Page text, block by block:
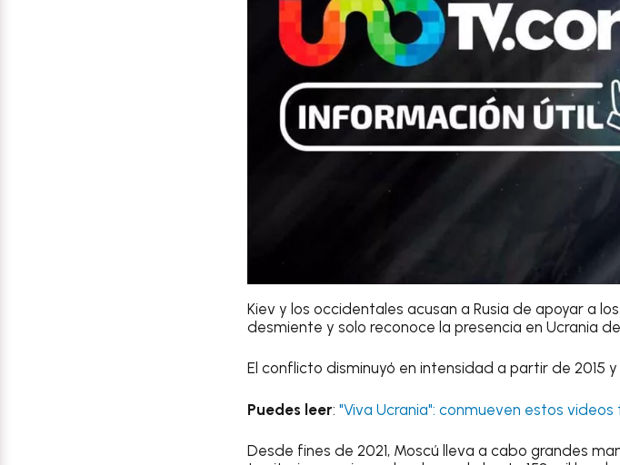
Kiev y los occidentales acusan a Rusia de apoyar a
desmiente y solo reconoce la presencia en Ucrania
El conflicto disminuyó en intensidad a partir de 2015
Puedes leer: "Viva Ucrania": conmueven estos videos
Desde fines de 2021, Moscú lleva a cabo grandes